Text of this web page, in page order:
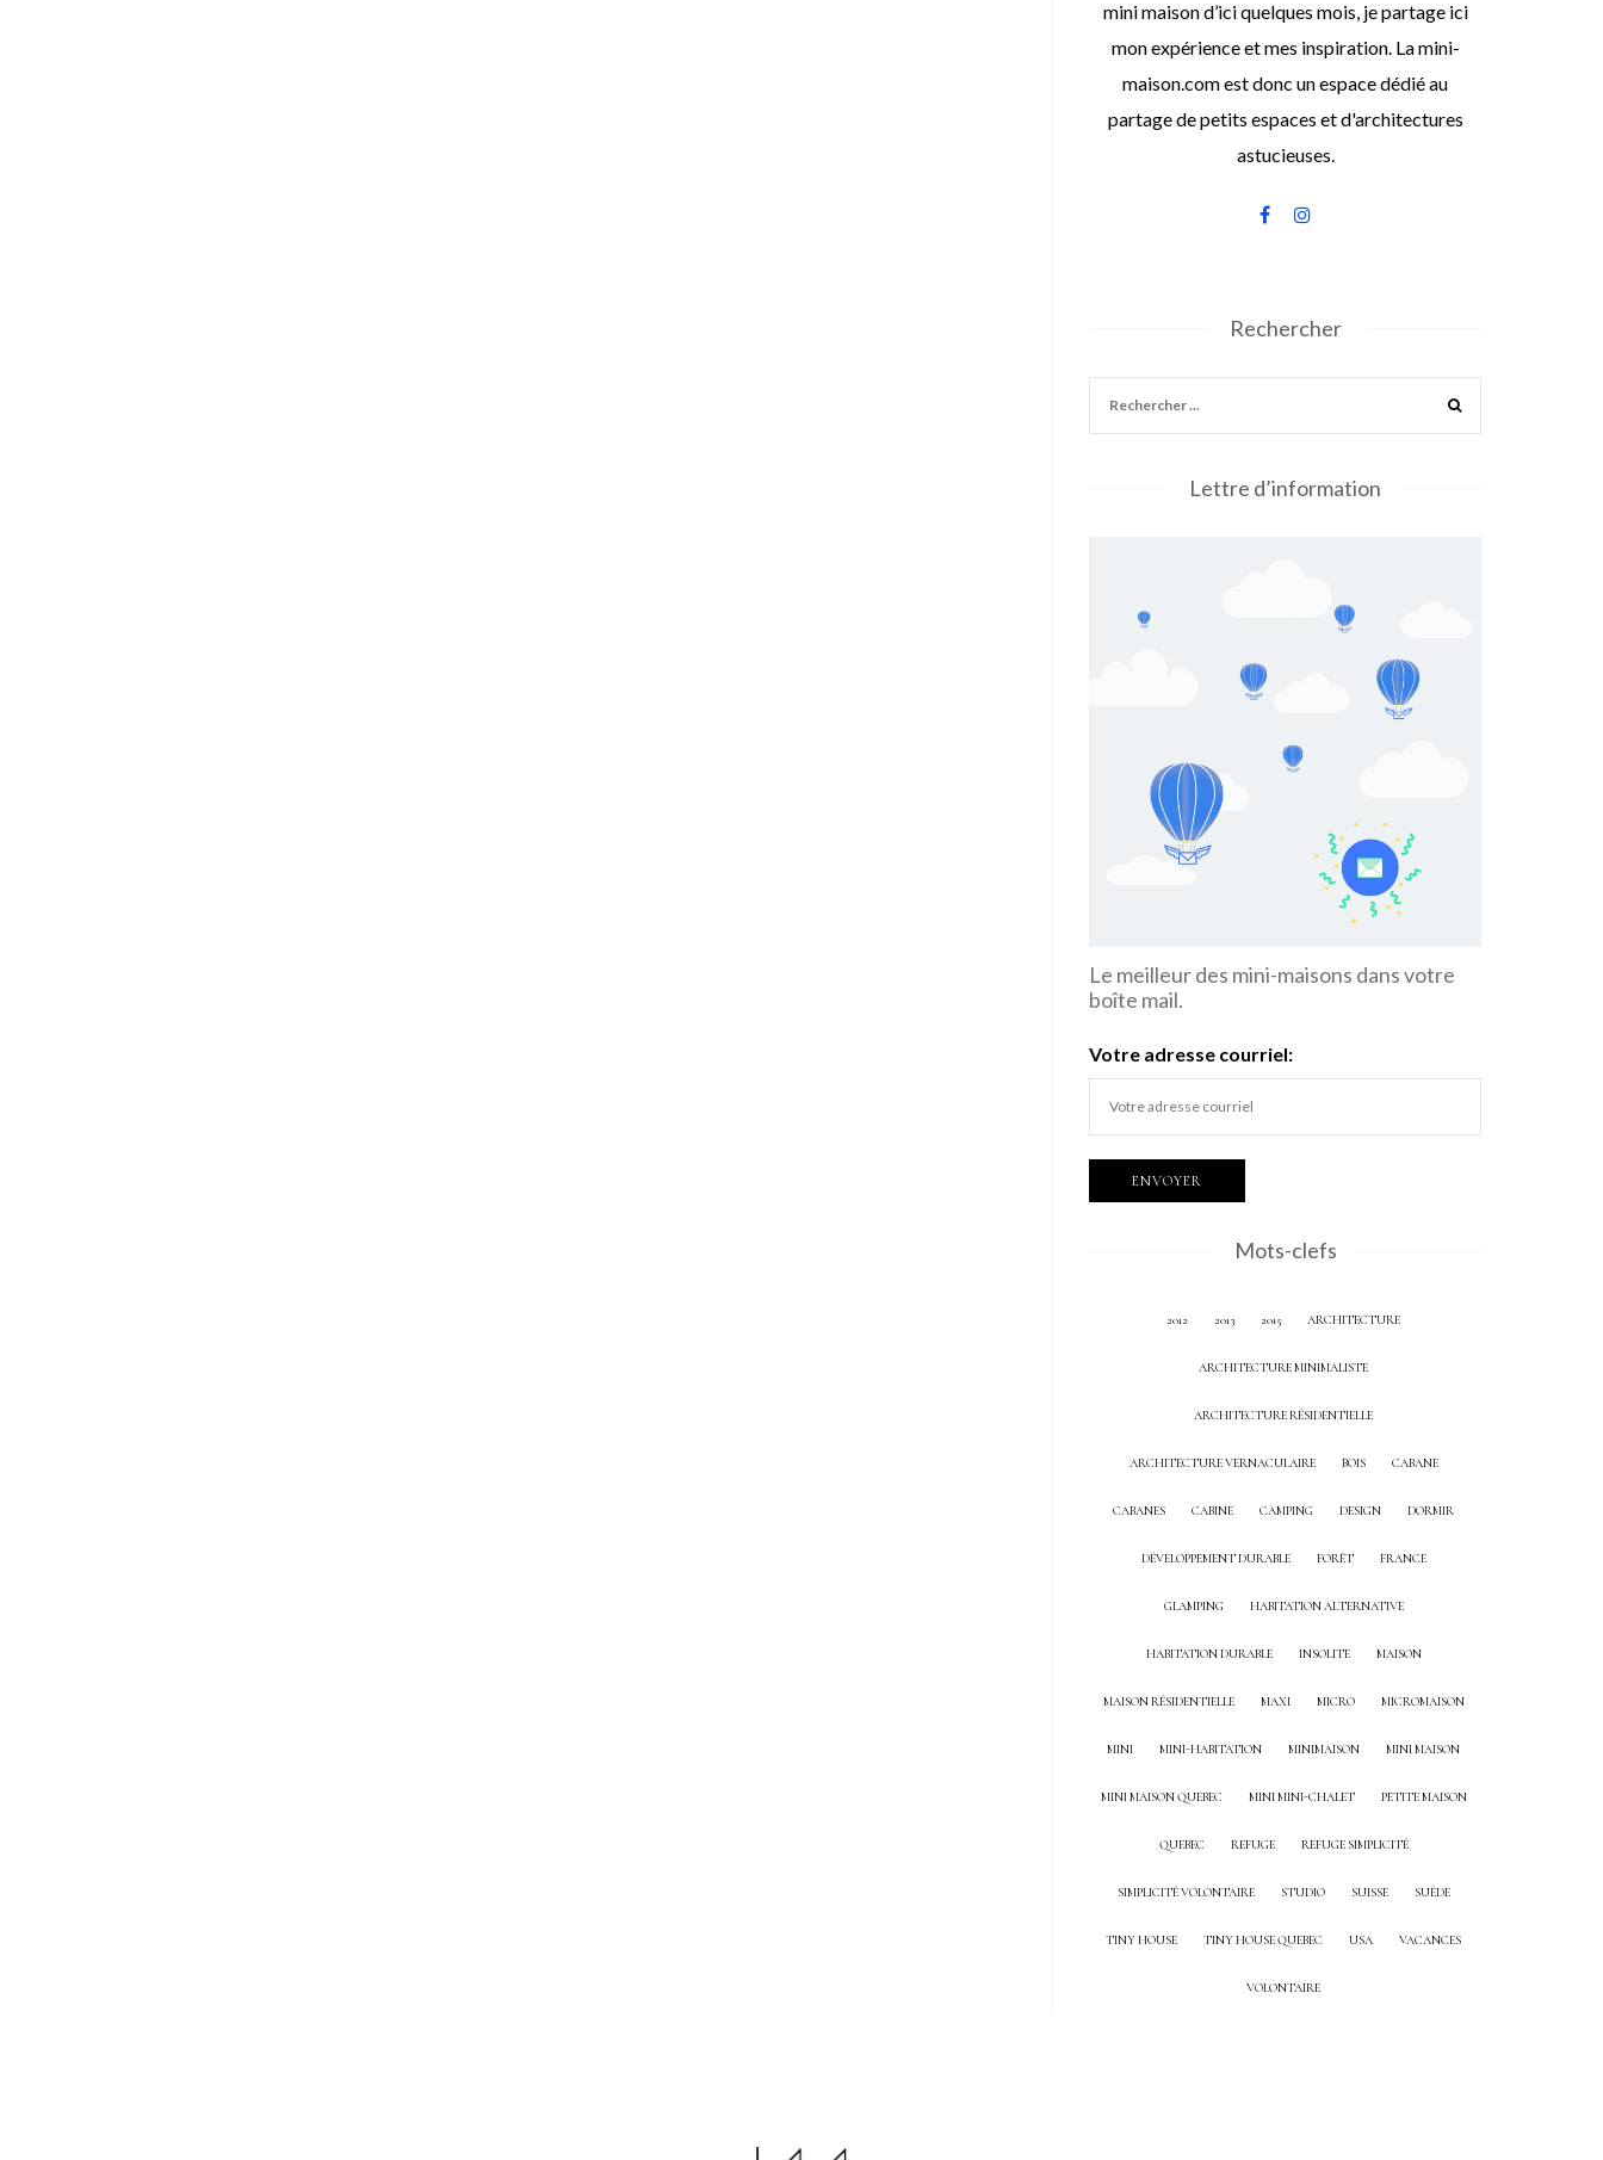
mini maison d’ici quelques mois, je partage ici
mon expérience et mes inspiration. La mini-
maison.com est donc un espace dédié au
partage de petits espaces et d'architectures
astucieuses.
Rechercher
Lettre d’information
Le meilleur des mini-maisons dans votre
boîte mail.
Votre adresse courriel:
Mots-clefs
2012 2013 2015 ARCHITECTURE
ARCHITECTURE MINIMALISTE
ARCHITECTURE RÉSIDENTIELLE
ARCHITECTURE VERNACULAIRE BOIS CABANE
CABANES CABINE CAMPING DESIGN DORMIR
DÉVELOPPEMENT DURABLE FORÊT FRANCE
GLAMPING HABITATION ALTERNATIVE
HABITATION DURABLE INSOLITE MAISON
MAISON RÉSIDENTIELLE MAXI MICRO MICROMAISON
MINI MINI-HABITATION MINIMAISON MINI MAISON
MINI MAISON QUEBEC MINI MINI-CHALET PETITE MAISON
QUEBEC REFUGE REFUGE SIMPLICITÉ
SIMPLICITÉ VOLONTAIRE STUDIO SUISSE SUÈDE
TINY HOUSE TINY HOUSE QUEBEC USA VACANCES
VOLONTAIRE